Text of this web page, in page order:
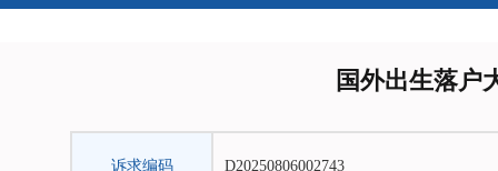
国外出生落户
诉求编码 D20250806002743